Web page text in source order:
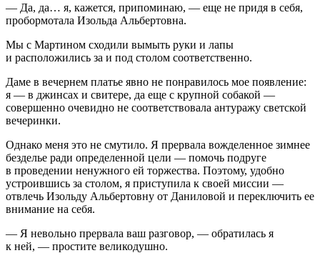
— Да, да… я, кажется, припоминаю, — еще не придя в себя,
пробормотала Изольда Альбертовна.
Мы с Мартином сходили вымыть руки и лапы
и расположились за и под столом соответственно.
Даме в вечернем платье явно не понравилось мое появление:
я — в джинсах и свитере, да еще с крупной собакой —
совершенно очевидно не соответствовала антуражу светской
вечеринки.
Однако меня это не смутило. Я прервала вожделенное зимнее
безделье ради определенной цели — помочь подруге
в проведении ненужного ей торжества. Поэтому, удобно
устроившись за столом, я приступила к своей миссии —
отвлечь Изольду Альбертовну от Даниловой и переключить ее
внимание на себя.
— Я невольно прервала ваш разговор, — обратилась я
к ней, — простите великодушно.